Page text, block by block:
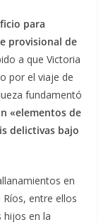
para
provisional de
a que Victoria
por el viaje de
fundamentó
«elementos de
delictivas bajo
en
entre ellos
hijos en la